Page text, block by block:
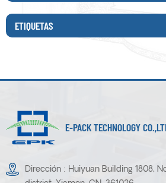
ETIQUETAS
E-PACK TECHNOLOGY
Dirección : Huiyuan Building 1808,